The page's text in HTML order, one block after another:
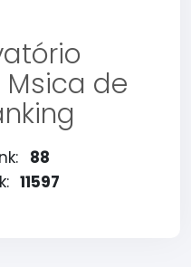
Msica de
88
11597